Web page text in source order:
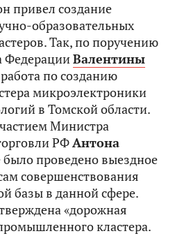
привел создание
образовательных
Так, по поручению
ФедерацииВалентины
по созданию
микроэлектроники
в Томской области.
Министра
РФАнтона
было проведено выездное
совершенствования
базы в данной сфере.
«дорожная
кластера.